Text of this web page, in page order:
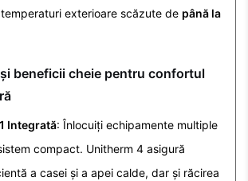
exterioare scăzute de până la
beneficii cheie pentru confortul
Integrată: Înlocuiți echipamente multiple
compact. Unitherm 4 asigură
a casei și a apei calde, dar și răcirea